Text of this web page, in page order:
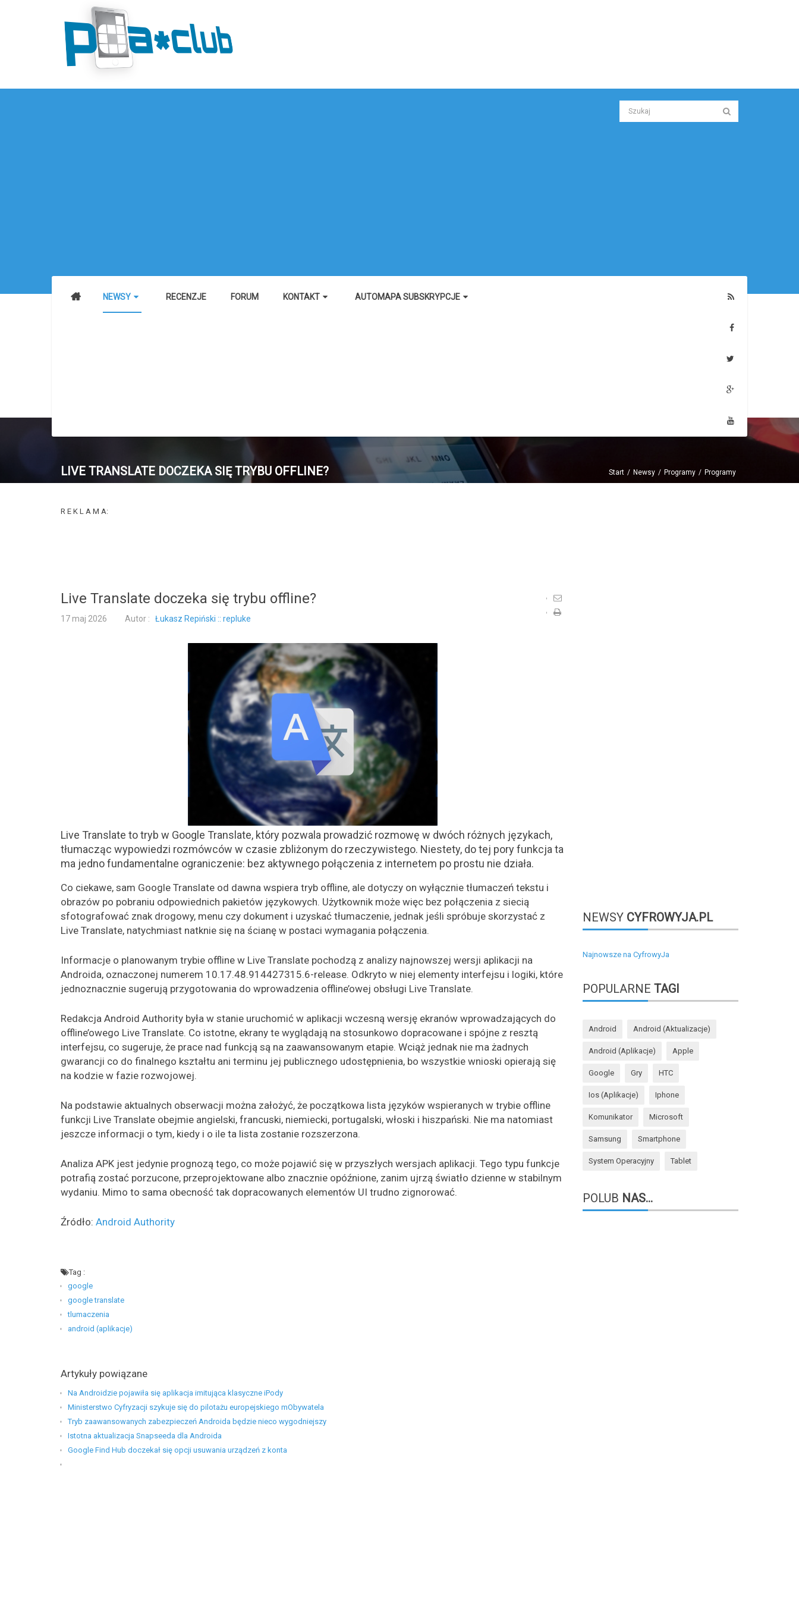
NEWSY RECENZJE FORUM KONTAKT AUTOMAPA SUBSKRYPCJE
Start Newsy Programy Programy
LIVE TRANSLATE DOCZEKA SIĘ TRYBU OFFLINE?
R E K L A M A:
Live Translate doczeka się trybu offline?
17 maj 2026 Autor : Łukasz Repiński :: repluke
Live Translate to tryb w Google Translate, który pozwala prowadzić rozmowę w dwóch różnych językach,
tłumacząc wypowiedzi rozmówców w czasie zbliżonym do rzeczywistego. Niestety, do tej pory funkcja ta
ma jedno fundamentalne ograniczenie: bez aktywnego połączenia z internetem po prostu nie działa.
Co ciekawe, sam Google Translate od dawna wspiera tryb offline, ale dotyczy on wyłącznie tłumaczeń tekstu i
obrazów po pobraniu odpowiednich pakietów językowych. Użytkownik może więc bez połączenia z siecią
sfotografować znak drogowy, menu czy dokument i uzyskać tłumaczenie, jednak jeśli spróbuje skorzystać z
Live Translate, natychmiast natknie się na ścianę w postaci wymagania połączenia.
Informacje o planowanym trybie offline w Live Translate pochodzą z analizy najnowszej wersji aplikacji na
Androida, oznaczonej numerem 10.17.48.914427315.6-release. Odkryto w niej elementy interfejsu i logiki, które
jednoznacznie sugerują przygotowania do wprowadzenia offline’owej obsługi Live Translate.
Redakcja Android Authority była w stanie uruchomić w aplikacji wczesną wersję ekranów wprowadzających do
offline’owego Live Translate. Co istotne, ekrany te wyglądają na stosunkowo dopracowane i spójne z resztą
interfejsu, co sugeruje, że prace nad funkcją są na zaawansowanym etapie. Wciąż jednak nie ma żadnych
gwarancji co do finalnego kształtu ani terminu jej publicznego udostępnienia, bo wszystkie wnioski opierają się
na kodzie w fazie rozwojowej.
Na podstawie aktualnych obserwacji można założyć, że początkowa lista języków wspieranych w trybie offline
funkcji Live Translate obejmie angielski, francuski, niemiecki, portugalski, włoski i hiszpański. Nie ma natomiast
jeszcze informacji o tym, kiedy i o ile ta lista zostanie rozszerzona.
Analiza APK jest jedynie prognozą tego, co może pojawić się w przyszłych wersjach aplikacji. Tego typu funkcje
potrafią zostać porzucone, przeprojektowane albo znacznie opóźnione, zanim ujrzą światło dzienne w stabilnym
wydaniu. Mimo to sama obecność tak dopracowanych elementów UI trudno zignorować.
Źródło: Android Authority
Tag :
google
google translate
tlumaczenia
android (aplikacje)
Artykuły powiązane
Na Androidzie pojawiła się aplikacja imitująca klasyczne iPody
Ministerstwo Cyfryzacji szykuje się do pilotażu europejskiego mObywatela
Tryb zaawansowanych zabezpieczeń Androida będzie nieco wygodniejszy
Istotna aktualizacja Snapseeda dla Androida
Google Find Hub doczekał się opcji usuwania urządzeń z konta
NEWSYCYFROWYJA.PL
Najnowsze na CyfrowyJa
POPULARNE TAGI
Android Android (aktualizacje)
Android (aplikacje) Apple
Google Gry HTC
Ios (aplikacje) Iphone
Komunikator Microsoft
Samsung Smartphone
System Operacyjny Tablet
POLUB NAS...